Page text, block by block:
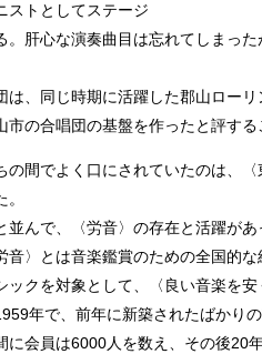
ストとしてステージ
。肝心な演奏曲目は忘れてしまっ
は、同じ時期に活躍した郡山ロー
市の合唱団の基盤を作ったと評する
の間でよく口にされていたのは、
並んで、〈労音〉の存在と活躍が
音〉とは音楽鑑賞のための全国的
ックを対象として、〈良い音楽を安
年で、前年に新築されたばかり
に会員は6000人を数え、その後20